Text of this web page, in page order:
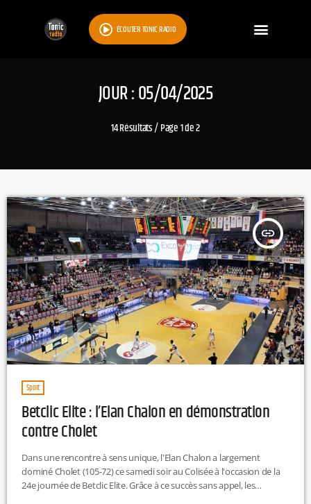
ÉCOUTER TONIC RADIO
JOUR : 05/04/2025
14 Résultats / Page 1 de 2
insert_link
Sport
Betclic Elite : l’Elan Chalon en démonstration
contre Cholet
Dans une rencontre à sens unique, l'Elan Chalon a largement
dominé Cholet (105-72) ce samedi soir au Colisée à l'occasion de la
24e journée de Betclic Elite. Grâce à ce succès sans appel, les